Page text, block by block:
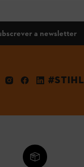
a newsletter
#STIHL